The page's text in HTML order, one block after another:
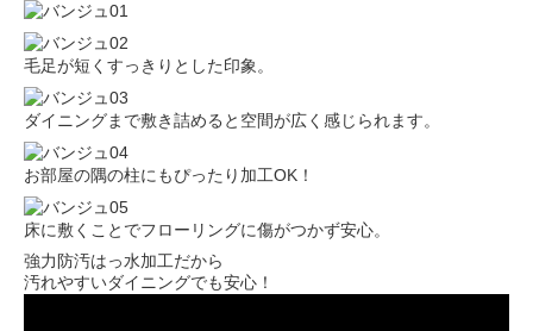
毛足が短くすっきりとした印象。
ダイニングまで敷き詰めると空間が広く感じられます。
お部屋の隅の柱にもぴったり加工OK！
床に敷くことでフローリングに傷がつかず安心。
強力防汚はっ水加工だから
汚れやすいダイニングでも安心！